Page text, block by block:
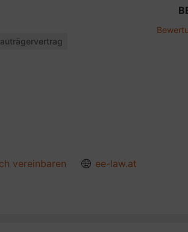
vereinbaren
ee-law.at